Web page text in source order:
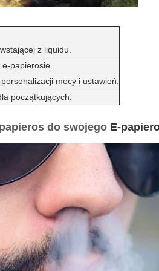
z liquidu.
papierosie.
mocy i ustawień.
początkujących.
do swojego E-